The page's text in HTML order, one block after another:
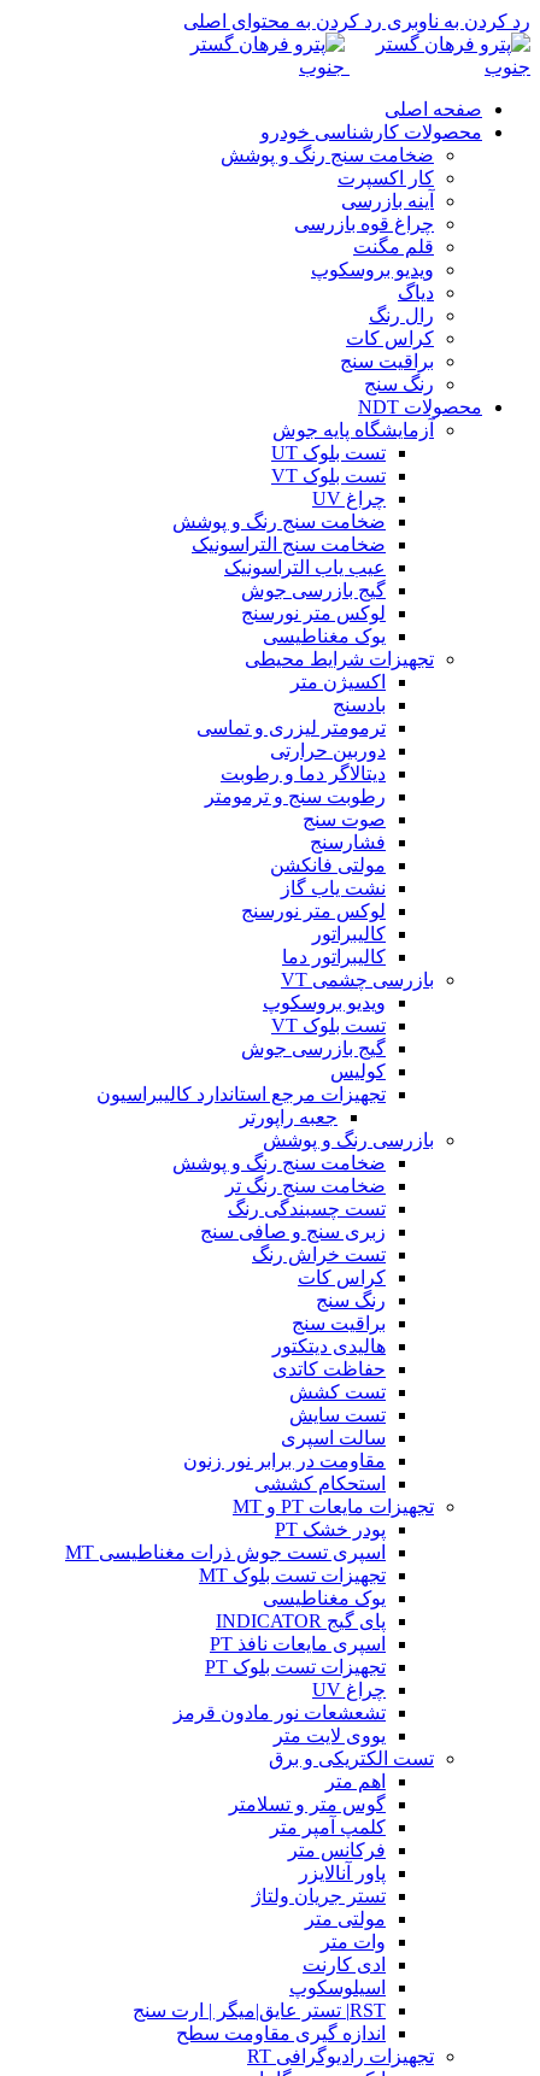
رد کردن به ناوبری رد کردن به محتوای اصلی
صفحه اصلی
محصولات کارشناسی خودرو
ضخامت سنج رنگ و پوشش
کار اکسپرت
آینه بازرسی
چراغ قوه بازرسی
قلم مگنت
ویدیو بروسکوپ
دیاگ
رال رنگ
کراس کات
براقیت سنج
رنگ سنج
محصولات NDT
آزمایشگاه پایه جوش
تست بلوک UT
تست بلوک VT
چراغ UV
ضخامت سنج رنگ و پوشش
ضخامت سنج التراسونیک
عیب یاب التراسونیک
گیج بازرسی جوش
لوکس متر نورسنج
یوک مغناطیسی
تجهیزات شرایط محیطی
اکسیژن متر
بادسنج
ترمومتر لیزری و تماسی
دوربین حرارتی
دیتالاگر دما و رطوبت
رطوبت سنج و ترمومتر
صوت سنج
فشارسنج
مولتی فانکشن
نشت یاب گاز
لوکس متر نورسنج
کالیبراتور
کالیبراتور دما
بازرسی چشمی VT
ویدیو بروسکوپ
تست بلوک VT
گیج بازرسی جوش
کولیس
تجهیزات مرجع استاندارد کالیبراسیون
جعبه راپورتر
بازرسی رنگ و پوشش
ضخامت سنج رنگ و پوشش
ضخامت سنج رنگ تر
تست چسبندگی رنگ
زبری سنج و صافی سنج
تست خراش رنگ
کراس کات
رنگ سنج
براقیت سنج
هالیدی دیتکتور
حفاظت کاتدی
تست کشش
تست سایش
سالت اسپری
مقاومت در برابر نور زنون
استحکام کششی
تجهیزات مایعات PT و MT
پودر خشک PT
اسپری تست جوش ذرات مغناطیسی MT
تجهیزات تست بلوک MT
یوک مغناطیسی
پای گیج INDICATOR
اسپری مایعات نافذ PT
تجهیزات تست بلوک PT
چراغ UV
تشعشعات نور مادون قرمز
یووی لایت متر
تست الکتریکی و برق
اهم متر
گوس متر و تسلامتر
کلمپ آمپر متر
فرکانس متر
پاور آنالایزر
تستر جریان ولتاژ
مولتی متر
وات متر
ادی کارنت
اسیلوسکوپ
RST| تستر عایق|میگر | ارت سنج
اندازه گیری مقاومت سطح
تجهیزات رادیوگرافی RT